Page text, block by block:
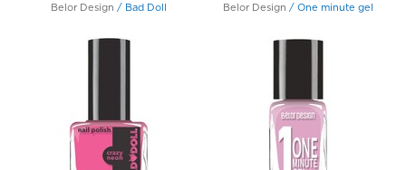
Belor Design / Bad Doll Belor Design / One minute gel